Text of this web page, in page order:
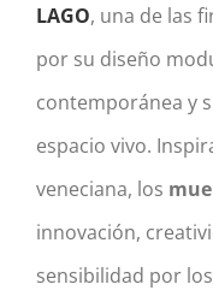
LAGO, una de las
por su diseño
contemporánea y
espacio vivo.
veneciana, los
innovación,
sensibilidad por